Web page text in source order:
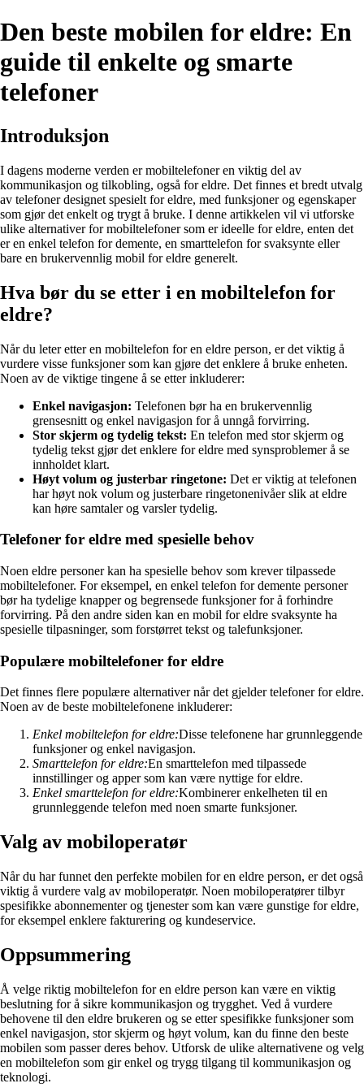
Den beste mobilen for eldre: En
guide til enkelte og smarte
telefoner
Introduksjon
I dagens moderne verden er mobiltelefoner en viktig del av
kommunikasjon og tilkobling, også for eldre. Det finnes et bredt utvalg
av telefoner designet spesielt for eldre, med funksjoner og egenskaper
som gjør det enkelt og trygt å bruke. I denne artikkelen vil vi utforske
ulike alternativer for mobiltelefoner som er ideelle for eldre, enten det
er en enkel telefon for demente, en smarttelefon for svaksynte eller
bare en brukervennlig mobil for eldre generelt.
Hva bør du se etter i en mobiltelefon for
eldre?
Når du leter etter en mobiltelefon for en eldre person, er det viktig å
vurdere visse funksjoner som kan gjøre det enklere å bruke enheten.
Noen av de viktige tingene å se etter inkluderer:
Enkel navigasjon: Telefonen bør ha en brukervennlig
grensesnitt og enkel navigasjon for å unngå forvirring.
Stor skjerm og tydelig tekst: En telefon med stor skjerm og
tydelig tekst gjør det enklere for eldre med synsproblemer å se
innholdet klart.
Høyt volum og justerbar ringetone: Det er viktig at telefonen
har høyt nok volum og justerbare ringetonenivåer slik at eldre
kan høre samtaler og varsler tydelig.
Telefoner for eldre med spesielle behov
Noen eldre personer kan ha spesielle behov som krever tilpassede
mobiltelefoner. For eksempel, en enkel telefon for demente personer
bør ha tydelige knapper og begrensede funksjoner for å forhindre
forvirring. På den andre siden kan en mobil for eldre svaksynte ha
spesielle tilpasninger, som forstørret tekst og talefunksjoner.
Populære mobiltelefoner for eldre
Det finnes flere populære alternativer når det gjelder telefoner for eldre.
Noen av de beste mobiltelefonene inkluderer:
Enkel mobiltelefon for eldre:Disse telefonene har grunnleggende
funksjoner og enkel navigasjon.
Smarttelefon for eldre:En smarttelefon med tilpassede
innstillinger og apper som kan være nyttige for eldre.
Enkel smarttelefon for eldre:Kombinerer enkelheten til en
grunnleggende telefon med noen smarte funksjoner.
Valg av mobiloperatør
Når du har funnet den perfekte mobilen for en eldre person, er det også
viktig å vurdere valg av mobiloperatør. Noen mobiloperatører tilbyr
spesifikke abonnementer og tjenester som kan være gunstige for eldre,
for eksempel enklere fakturering og kundeservice.
Oppsummering
Å velge riktig mobiltelefon for en eldre person kan være en viktig
beslutning for å sikre kommunikasjon og trygghet. Ved å vurdere
behovene til den eldre brukeren og se etter spesifikke funksjoner som
enkel navigasjon, stor skjerm og høyt volum, kan du finne den beste
mobilen som passer deres behov. Utforsk de ulike alternativene og velg
en mobiltelefon som gir enkel og trygg tilgang til kommunikasjon og
teknologi.